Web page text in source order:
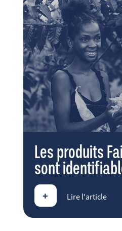
Les produits
sont
Amazon
+ Lire l'article